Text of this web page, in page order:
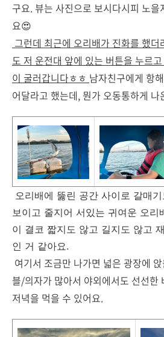
구요. 뷰는 사진으로 보시다시피 노
요😍
그런데 최근에 오리배가 진화를 했
도 저 운전대 앞에 있는 버튼을 누르
이 굴러갑니다ㅎㅎ 남자친구에게 항
어달라고 했는데, 뭔가 오동통하게 나
오리배에 뚫린 공간 사이로 갈매
보이고 줄지어 서있는 귀여운 오
이 결코 짧지도 않고 길지도 않고
인 거 같아요.
여기서 조금만 나가면 넓은 광장에
블/의자가 많아서 야외에서도 선선한
저녁을 먹을 수 있어요.